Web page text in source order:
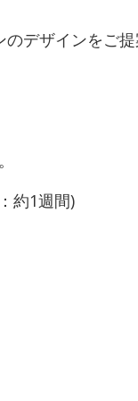
デザインをご提
約1週間)